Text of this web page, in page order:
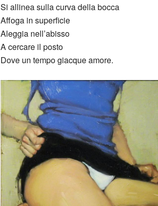
Si allinea sulla curva della bocca
Affoga in superficie
Aleggia nell’abisso
A cercare il posto
Dove un tempo giacque amore.